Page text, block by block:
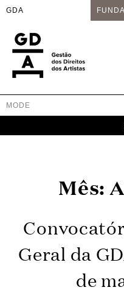
GDA
content
GDA
Juntos no mesmo palco
MODE
Mês:
Geral da
de